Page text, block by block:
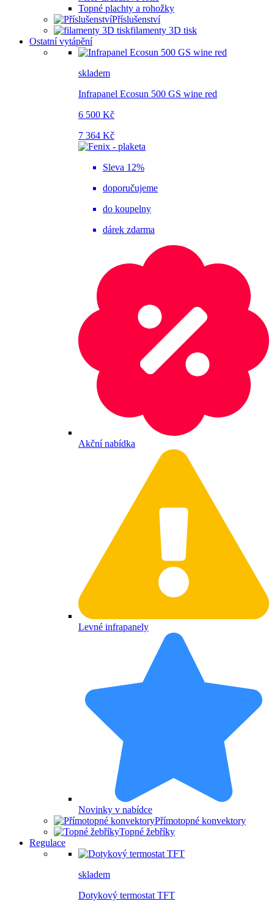
Topné plachty a rohožky
Příslušenství
filamenty 3D tisk
Ostatní vytápění
skladem
Infrapanel Ecosun 500 GS wine red
6 500 Kč
7 364 Kč
Sleva 12%
doporučujeme
do koupelny
dárek zdarma
Akční nabídka
Levné infrapanely
Novinky v nabídce
Přímotopné konvektory
Topné žebříky
Regulace
skladem
Dotykový termostat TFT